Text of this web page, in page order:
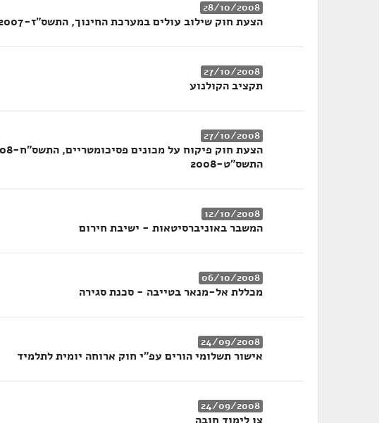
28/10/2008
הצעת חוק שילוב עולים במערכת החינוך, התשס"ז-2007
27/10/2008
תקציב הקולנוע
27/10/2008
התשס"ט-2008
12/10/2008
המשבר באוניברסיטאות - ישיבת חירום
06/10/2008
מכללת אל-מנאר בטייבה - סכנת סגירה
24/09/2008
אישור תשלומי הורים עפ"י חוק ארוחה יומית לתלמיד
24/09/2008